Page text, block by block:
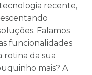
recente,
Falamos
funcionalidades
rotina da sua
mais? A